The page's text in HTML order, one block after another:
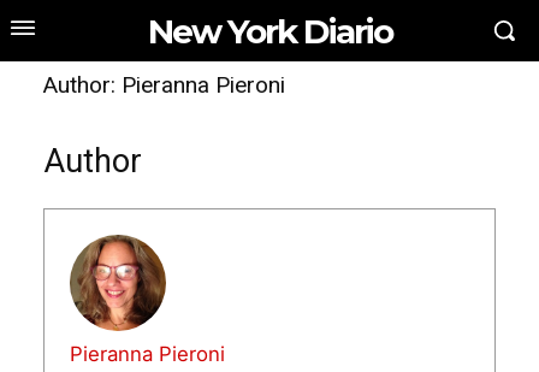
New York Diario
Author: Pieranna Pieroni
Author
Pieranna Pieroni